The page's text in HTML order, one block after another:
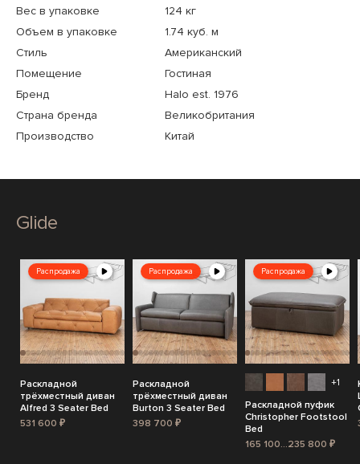
Вес в упаковке
124 кг
Объем в упаковке
1.74 куб. м
Стиль
Американский
Помещение
Гостиная
Бренд
Halo est. 1976
Страна бренда
Великобритания
Производство
Китай
Glide
Распродажа
Раскладной
трёхместный диван
Alfred 3 Seater Bed
531 600 ₽
Распродажа
Раскладной
трёхместный диван
Burton 3 Seater Bed
398 700 ₽
Распродажа
+1
Раскладной пуфик
Christopher Footstool
Bed
165 100...235 800 ₽